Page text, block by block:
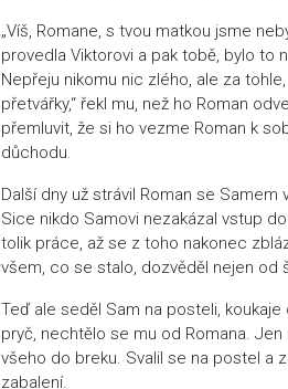
„Víš, Romane, s tvou matkou jsme
provedla Viktorovi a pak tobě, bylo to
Nepřeju nikomu nic zlého, ale za
přetvářky,“ řekl mu, než ho Roman
přemluvit, že si ho vezme Roman k
důchodu.
Další dny už strávil Roman se
Sice nikdo Samovi nezakázal vstup
tolik práce, až se z toho nakonec
všem, co se stalo, dozvěděl nejen od
Teď ale seděl Sam na posteli,
pryč, nechtělo se mu od Romana.
všeho do breku. Svalil se na postel a
zabalení.